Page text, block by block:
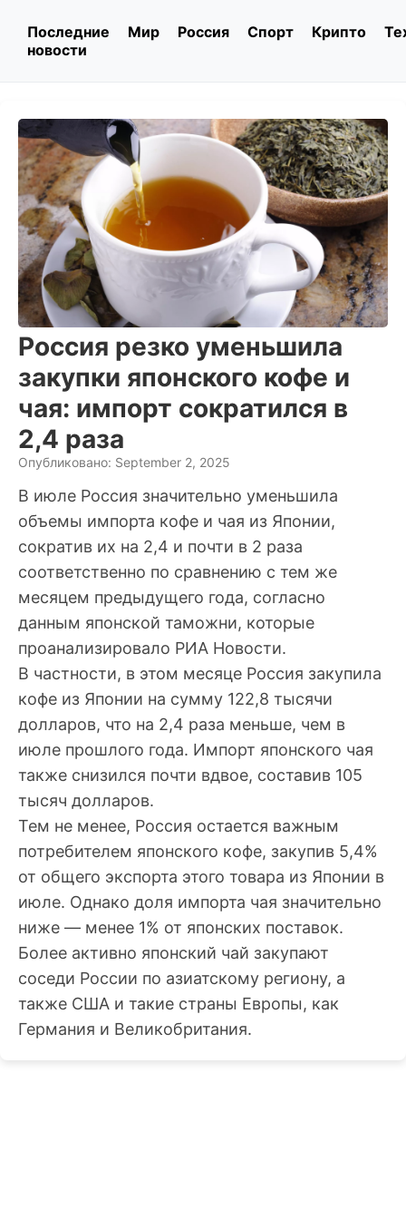
Последние
новости
Мир Россия Спорт Крипто
Россия резко уменьшила
закупки японского кофе и
чая: импорт сократился в
2,4 раза
Опубликовано: September 2, 2025
В июле Россия значительно уменьшила
объемы импорта кофе и чая из Японии,
сократив их на 2,4 и почти в 2 раза
соответственно по сравнению с тем же
месяцем предыдущего года, согласно
данным японской таможни, которые
проанализировало РИА Новости.
В частности, в этом месяце Россия закупила
кофе из Японии на сумму 122,8 тысячи
долларов, что на 2,4 раза меньше, чем в
июле прошлого года. Импорт японского чая
также снизился почти вдвое, составив 105
тысяч долларов.
Тем не менее, Россия остается важным
потребителем японского кофе, закупив 5,4%
от общего экспорта этого товара из Японии в
июле. Однако доля импорта чая значительно
ниже — менее 1% от японских поставок.
Более активно японский чай закупают
соседи России по азиатскому региону, а
также США и такие страны Европы, как
Германия и Великобритания.